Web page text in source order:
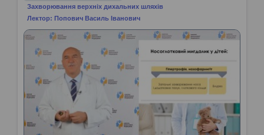
Захворювання верхніх дихальних шляхів
Лектор: Попович Василь Іванович